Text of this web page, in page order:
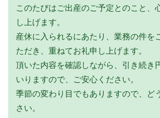
このたびはご出産のご予定とのこと、
し上げます。
産休に入られるにあたり、業務の件を
ただき、重ねてお礼申し上げます。
頂いた内容を確認しながら、引き続き
いりますので、ご安心ください。
季節の変わり目でもありますので、ど
さい。